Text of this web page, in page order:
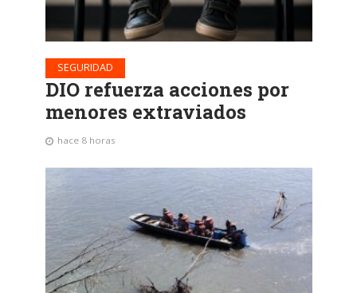
SEGURIDAD
DIO refuerza acciones por
menores extraviados
hace 8 horas